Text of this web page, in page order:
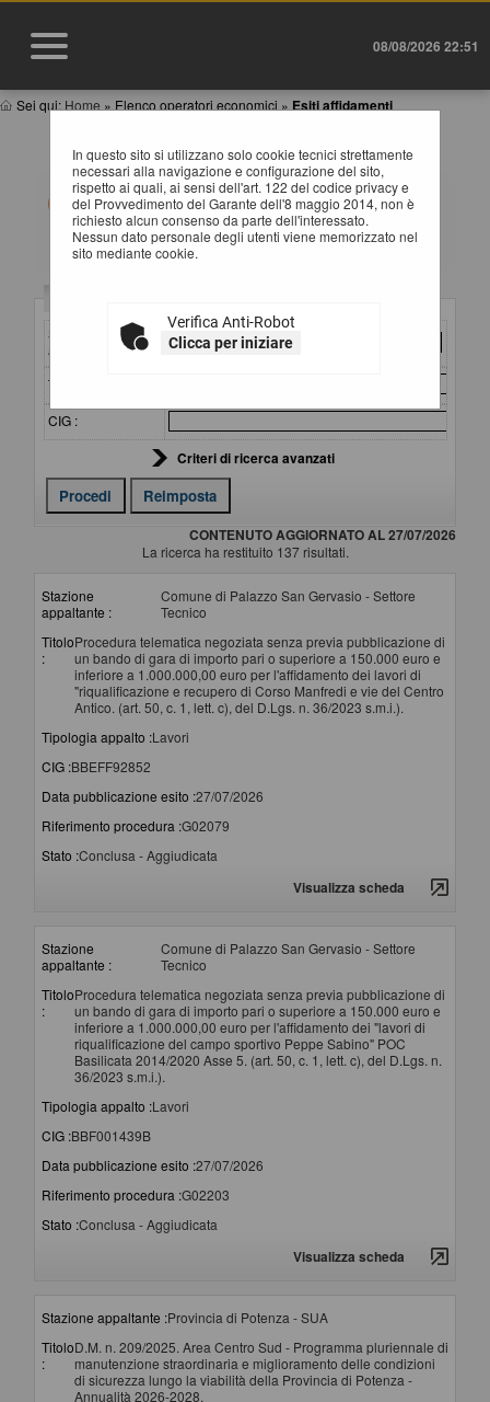
08/08/2026 22:51
Sei qui: Home » Elenco operatori economici » Esiti affidamenti
In questo sito si utilizzano solo cookie tecnici strettamente
necessari alla navigazione e configurazione del sito,
rispetto ai quali, ai sensi dell'art. 122 del codice privacy e
del Provvedimento del Garante dell'8 maggio 2014, non è
richiesto alcun consenso da parte dell'interessato.
Nessun dato personale degli utenti viene memorizzato nel
sito mediante cookie.
Verifica Anti-Robot
Clicca per iniziare
ESITI AFFIDAMENTI
All'interno di questa sezione è possibile consultare gli
esiti di gare, condotte mediante l'utilizzo di elenco
operatori economici secondo i tempi previsti dalla
normativa dei contratti.
Stazione
appaltante :
Titolo :
CIG :
Criteri di ricerca avanzati
CONTENUTO AGGIORNATO AL 27/07/2026
La ricerca ha restituito 137 risultati.
Stazione
appaltante :
Comune di Palazzo San Gervasio - Settore
Tecnico
Titolo
:
Procedura telematica negoziata senza previa pubblicazione di
un bando di gara di importo pari o superiore a 150.000 euro e
inferiore a 1.000.000,00 euro per l'affidamento dei lavori di
"riqualificazione e recupero di Corso Manfredi e vie del Centro
Antico. (art. 50, c. 1, lett. c), del D.Lgs. n. 36/2023 s.m.i.).
Tipologia appalto :Lavori
CIG :BBEFF92852
Data pubblicazione esito :27/07/2026
Riferimento procedura :G02079
Stato :Conclusa - Aggiudicata
Visualizza scheda
Stazione
appaltante :
Comune di Palazzo San Gervasio - Settore
Tecnico
Titolo
:
Procedura telematica negoziata senza previa pubblicazione di
un bando di gara di importo pari o superiore a 150.000 euro e
inferiore a 1.000.000,00 euro per l'affidamento dei "lavori di
riqualificazione del campo sportivo Peppe Sabino" POC
Basilicata 2014/2020 Asse 5. (art. 50, c. 1, lett. c), del D.Lgs. n.
36/2023 s.m.i.).
Tipologia appalto :Lavori
CIG :BBF001439B
Data pubblicazione esito :27/07/2026
Riferimento procedura :G02203
Stato :Conclusa - Aggiudicata
Visualizza scheda
Stazione appaltante :Provincia di Potenza - SUA
Titolo
:
D.M. n. 209/2025. Area Centro Sud - Programma pluriennale di
manutenzione straordinaria e miglioramento delle condizioni
di sicurezza lungo la viabilità della Provincia di Potenza -
Annualità 2026-2028.